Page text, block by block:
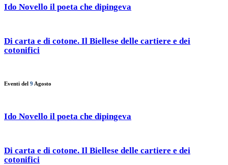
Ido Novello il poeta che dipingeva
Di carta e di cotone. Il Biellese delle cartiere e dei
cotonifici
Eventi del 9 Agosto
Ido Novello il poeta che dipingeva
Di carta e di cotone. Il Biellese delle cartiere e dei
cotonifici